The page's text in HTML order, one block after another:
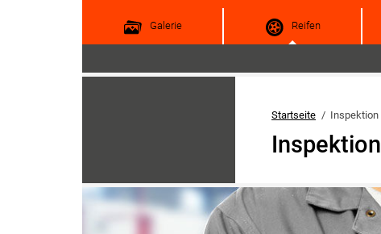
Galerie Reifen
Startseite Inspektion
Inspektion